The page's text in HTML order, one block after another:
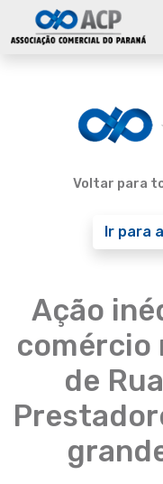
Voltar para
Ir para
Ação
comércio
de